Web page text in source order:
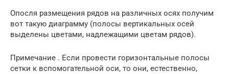
Опосля размещения рядов на различных осях получим
вот такую диаграмму (полосы вертикальных осей
выделены цветами, надлежащими цветам рядов).
Примечание . Если провести горизонтальные полосы
сетки к вспомогательной оси, то они, естественно,